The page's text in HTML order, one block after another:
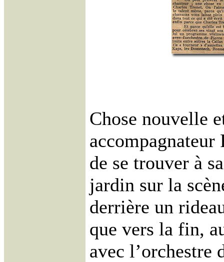
Chose nouvelle
de se trouver à
jardin sur la
derrière un
que vers la fin,
avec l’orchestre